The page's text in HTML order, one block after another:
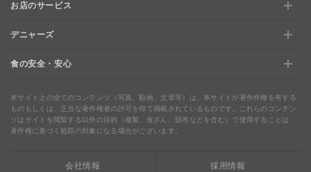
特典と交換できる！「デニーズポイント」
ステージアップでさらにお得！「ぷに」
最新情報をチェック
おすすめ情報
【店舗限定】ドキドキくじ
夏のデニーズめぐり
ウェルネス
完全メシ
お店のサービス
お店のサービス
地域の使える商品券&子育て支援サービス
ブルーシーフード
ドリンクバー1杯お持ち帰り
デニャーズ
デニャーズ
わくわくファイル
デニャーズまんが
食の安全・安心
食の安全・安心
食の安全・安心への取り組み
本サイト上の全てのコンテンツ（写真、動画、文章等）は、本サイトが著作件権を有する
ものもしくは、正当な著作権者の許可を得て掲載されているものです。これらのコンテン
ツはサイトを閲覧する以外の目的（複製、改ざん、頒布などを含む）で使用することは、
著作権に基づく処罰の対象になる場合がございます。
会社情報 採用情報